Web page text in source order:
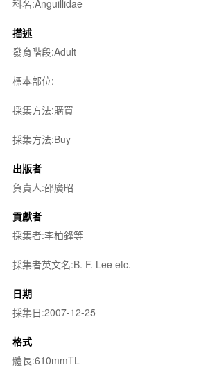
科名:Anguillidae
描述
發育階段:Adult
標本部位:
採集方法:購買
採集方法:Buy
出版者
負責人:邵廣昭
貢獻者
採集者:李柏鋒等
採集者英文名:B. F. Lee etc.
日期
採集日:2007-12-25
格式
體長:610mmTL